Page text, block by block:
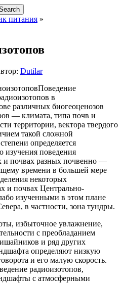
питания »
Dutilar
Поведение
в
различных биогеоценозов
— климата, типа почв и
территории, вектора твердого
такой сложной
определяется
изучения поведения
и почвах разных почвенно —
времени в большей мере
некоторых
и почвах Центрально-
изученными в этом плане
в частности, зона тундры.
избыточное увлажнение,
с преобладанием
и ряд других
определяют низкую
и его малую скорость.
радиоизотопов,
с атмосферными